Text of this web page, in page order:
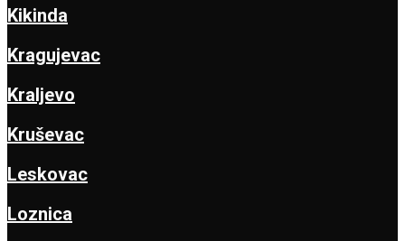
Kikinda
Kragujevac
Kraljevo
Kruševac
Leskovac
Loznica